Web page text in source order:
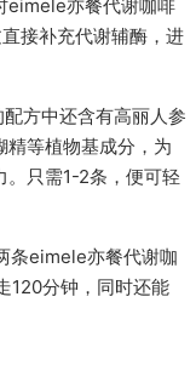
eimele亦餐代谢咖啡
接补充代谢辅酶，进
方中还含有高丽人参
精等植物基成分，为
。只需1-2条，便可轻
条eimele亦餐代谢咖
120分钟，同时还能